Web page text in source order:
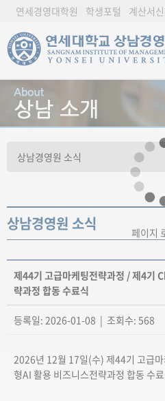
연세경영대학원 학생포털 계산서
상남경영원 소식
제44기 고급마케팅전략과정 / 제4기
략과정 합동 수료식
등록일: 2026-01-08 | 조회수: 568
2026년 12월 17일(수) 제44기 고급
형AI 활용 비즈니스전략과정 합동 수
페이지